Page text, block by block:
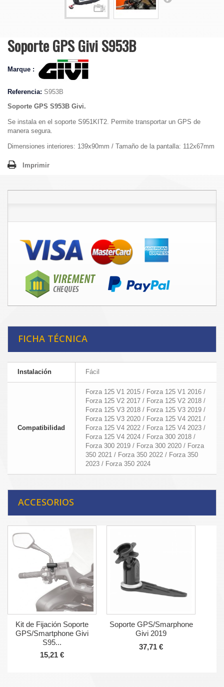
Soporte GPS Givi S953B
Marque :
Referencia: S953B
Soporte GPS S953B Givi.
Se instala en el soporte S951KIT2. Permite transportar un GPS de
manera segura.
Dimensiones interiores: 139x90mm / Tamaño de la pantalla: 112x67mm
Imprimir
FICHA TÉCNICA
Instalación Fácil
Compatibilidad
Forza 125 V1 2015 / Forza 125 V1 2016 /
Forza 125 V2 2017 / Forza 125 V2 2018 /
Forza 125 V3 2018 / Forza 125 V3 2019 /
Forza 125 V3 2020 / Forza 125 V4 2021 /
Forza 125 V4 2022 / Forza 125 V4 2023 /
Forza 125 V4 2024 / Forza 300 2018 /
Forza 300 2019 / Forza 300 2020 / Forza
350 2021 / Forza 350 2022 / Forza 350
2023 / Forza 350 2024
ACCESORIOS
Kit de Fijación Soporte
GPS/Smartphone Givi
S95...
15,21 €
Soporte GPS/Smarphone
Givi 2019
37,71 €